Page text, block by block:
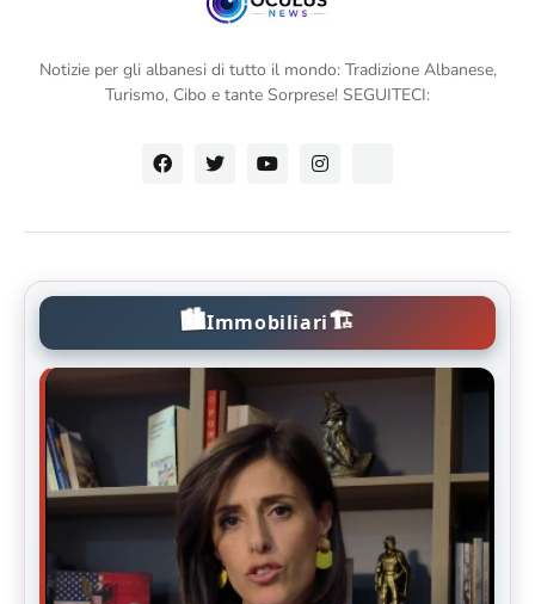
Notizie per gli albanesi di tutto il mondo: Tradizione Albanese,
Turismo, Cibo e tante Sorprese! SEGUITECI:
🏙️Immobiliari🏗️